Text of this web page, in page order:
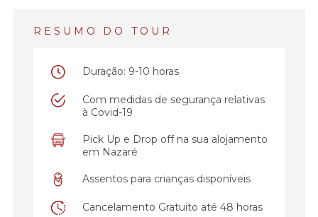
RESUMO DO TOUR
Duração: 9-10 horas
Com medidas de segurança relativas
à Covid-19
Pick Up e Drop off na sua alojamento
em Nazaré
Assentos para crianças disponíveis
Cancelamento Gratuito até 48 horas